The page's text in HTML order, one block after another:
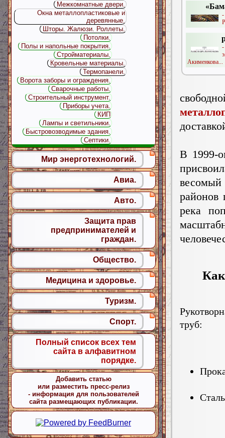
Акименкова...
В 1999-
районов
река
труб:
Межкомнатные двери.
Окна металлопластиковые и
деревянные.
Шторы. Жалюзи. Роллеты.
Потолки.
Полы и напольные покрытия.
Стройматериалы.
Кровельные материалы.
Термопанели.
Ворота заборы и ограждения.
Сварочные работы.
Строительный инструмент.
Приборы учета.
КИП
Лампы и светильники.
Быстровозводимые здания.
Септики.
Мир энерготехнологий.
Авиа.
Авто.
Защита прав
предпринимателей и
граждан.
Общество.
Медицина и здоровье.
Туризм.
Спорт.
Полный список всех тем
сайта в алфавитном
порядке.
Добавить статью
или разместить пресс-релиз
- информация для пользователей
сайта размещающих публикации.